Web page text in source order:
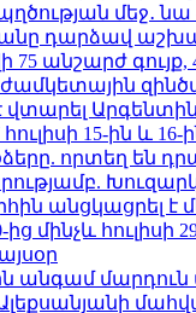
մեջ․ նա
դարձավ
անշարժ գույք,
15-ին և 16-
որտեղ են
անցկացրել է
ից մինչև հուլիսի
անգամ